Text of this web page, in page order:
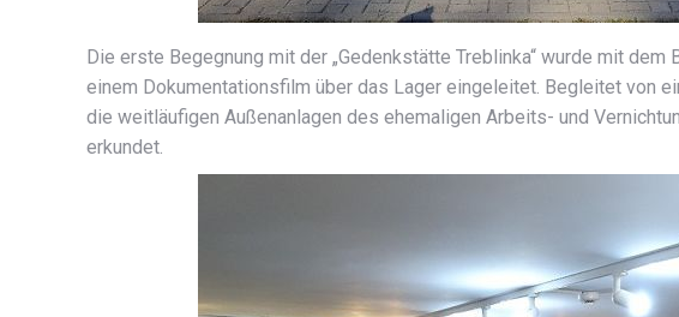
Die erste Begegnung mit der „Gedenkstätte Treblinka“ wurde mit
einem Dokumentationsfilm über das Lager eingeleitet. Begleitet von
die weitläufigen Außenanlagen des ehemaligen Arbeits- und
erkundet.